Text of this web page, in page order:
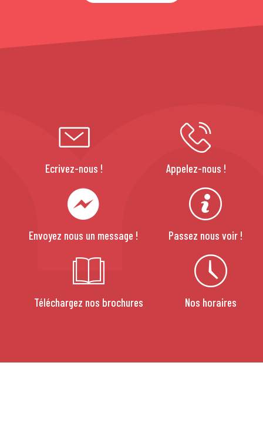
Ecrivez-nous ! Appelez-nous !
Envoyez nous un message ! Passez nous voir !
Téléchargez nos brochures Nos horaires